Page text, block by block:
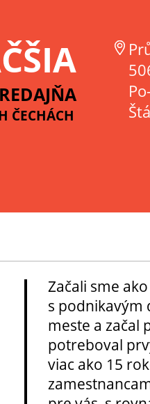
ČECHÁCH
Začali sme
s podnikavým
meste a začal
potreboval
viac ako 15